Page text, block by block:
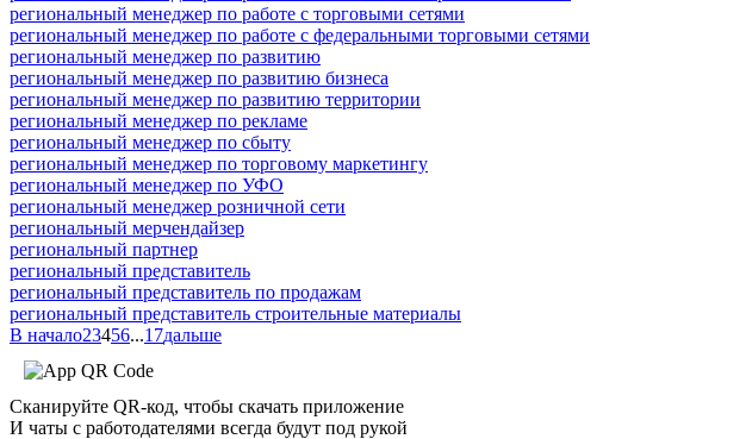
региональный менеджер по работе с торговыми сетями
региональный менеджер по работе с федеральными торговыми сетями
региональный менеджер по развитию
региональный менеджер по развитию бизнеса
региональный менеджер по развитию территории
региональный менеджер по рекламе
региональный менеджер по сбыту
региональный менеджер по торговому маркетингу
региональный менеджер по УФО
региональный менеджер розничной сети
региональный мерчендайзер
региональный партнер
региональный представитель
региональный представитель по продажам
региональный представитель строительные материалы
В начало23456...17дальше
Сканируйте QR-код, чтобы скачать приложение
И чаты с работодателями всегда будут под рукой